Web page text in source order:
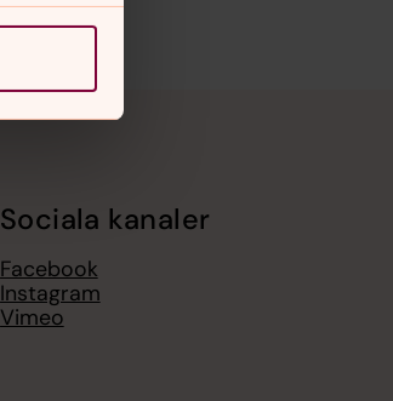
Sociala kanaler
Facebook
Instagram
Vimeo